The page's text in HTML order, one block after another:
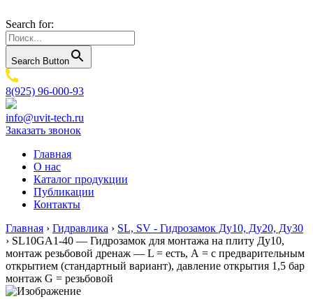
Search for:
Search Button
8(925) 96-000-93
info@uvit-tech.ru
Заказать звонок
Главная
О нас
Каталог продукции
Публикации
Контакты
Главная › Гидравлика › SL, SV - Гидрозамок Ду10, Ду20, Ду30
› SL10GA1-40 — Гидрозамок для монтажа на плиту Ду10,
монтаж резьбовой дренаж — L = есть, А = с предварительным
открытием (стандартный вариант), давление открытия 1,5 бар
монтаж G = резьбовой